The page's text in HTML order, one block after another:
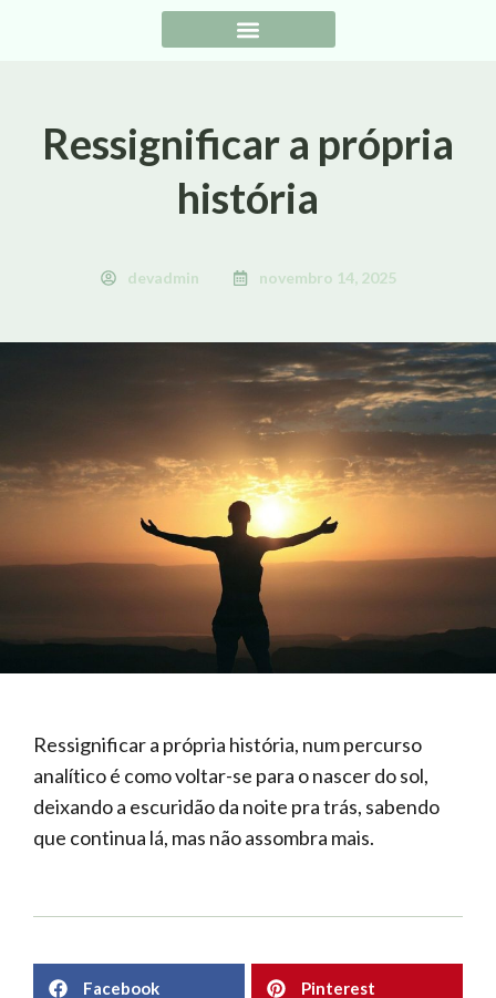
Ressignificar a própria
história
devadmin novembro 14, 2025
Ressignificar a própria história, num percurso
analítico é como voltar-se para o nascer do sol,
deixando a escuridão da noite pra trás, sabendo
que continua lá, mas não assombra mais.
Facebook Pinterest